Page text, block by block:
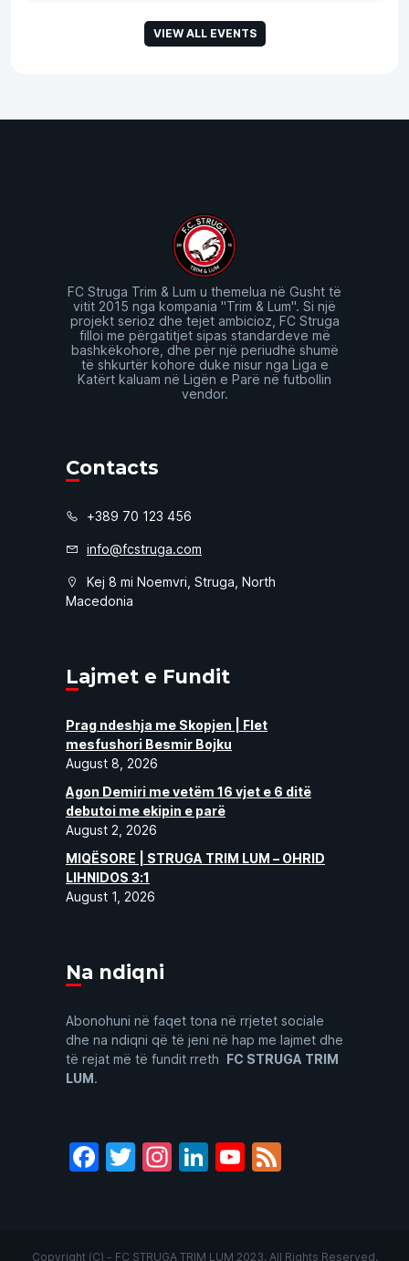
VIEW ALL EVENTS
FC Struga Trim & Lum u themelua në Gusht të
vitit 2015 nga kompania "Trim & Lum". Si një
projekt serioz dhe tejet ambicioz, FC Struga
filloi me përgatitjet sipas standardeve më
bashkëkohore, dhe për një periudhë shumë
të shkurtër kohore duke nisur nga Liga e
Katërt kaluam në Ligën e Parë në futbollin
vendor.
Contacts
+389 70 123 456
info@fcstruga.com
Kej 8 mi Noemvri, Struga, North
Macedonia
Lajmet e Fundit
Prag ndeshja me Skopjen | Flet
mesfushori Besmir Bojku
August 8, 2026
Agon Demiri me vetëm 16 vjet e 6 ditë
debutoi me ekipin e parë
August 2, 2026
MIQËSORE | STRUGA TRIM LUM – OHRID
LIHNIDOS 3:1
August 1, 2026
Na ndiqni
Abonohuni në faqet tona në rrjetet sociale
dhe na ndiqni që të jeni në hap me lajmet dhe
të rejat më të fundit rreth FC STRUGA TRIM
LUM.
Facebook
Twitter
Instagram
LinkedIn
YouTube
Copyright (C) - FC STRUGA TRIM LUM 2023. All Rights Reserved.